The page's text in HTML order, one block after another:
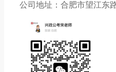
公司地址：合肥市望江东